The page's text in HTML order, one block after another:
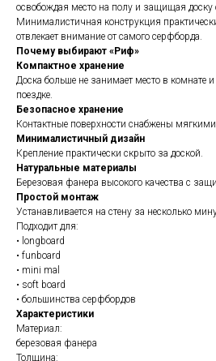
освобождая место на полу и защищая
Минималистичная конструкция
отвлекает внимание от самого серфборда.
Почему выбирают «Риф»
Компактное хранение
Доска больше не занимает место в комнате
поездке.
Безопасное хранение
Контактные поверхности снабжены
Минималистичный дизайн
Крепление практически скрыто за доской.
Натуральные материалы
Березовая фанера высокого качества с
Простой монтаж
Устанавливается на стену за несколько
Подходит для:
• longboard
• funboard
• mini mal
• soft board
• большинства серфбордов
Характеристики
Материал:
березовая фанера
Толщина: